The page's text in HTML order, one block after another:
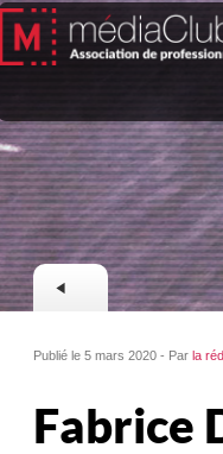
Publié le 5 mars 2020 - Parla
Fabrice